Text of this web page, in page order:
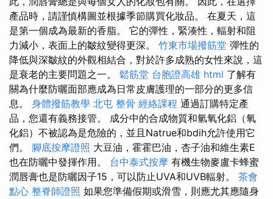
產品時，請謹慎構圖並根據季節購買化妝品。 在夏天，這
是第一個成為最新的香脂。 它的彈性，緊湊性，輻射和阻
力減小，表面上的皺紋變得更深。 竹東市場撥筋堂 彈性的
降低與深皺紋的外觀相結合，對於許多成熟的女性來說，這
是衰老的主要問題之一。 鬆筋堂 台胞證高雄 html 了解有
關為什麼防曬面部應成為日常皮膚護理的一部分的更多信
息。 身體撥筋教學 北屯 整骨 經絡課程 通過訂購特定產
品，您還有義務接管。 成分中的合成物質和氫氧化鋁（氧
化鋁）不被認為是危險的，並且Natrue和bdih允許使用它
們。 腳底按摩證照 大豆油，霍霍巴油，杏子油和維生素E
也在防曬中發揮作用。 台中泰式按摩 有機生物麥盧卡蜂蜜
潤唇膏也是防曬因子15，可以防止UVA和UVB輻射。 茶會
點心 整脊師證照 如果您準備假期或滑雪，則應尤其應隨身